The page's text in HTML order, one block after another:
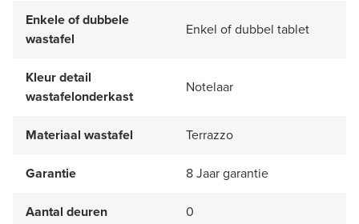
Enkele of dubbele
wastafel
Enkel of dubbel tablet
Kleur detail
wastafelonderkast
Notelaar
Materiaal wastafel Terrazzo
Garantie 8 Jaar garantie
Aantal deuren 0